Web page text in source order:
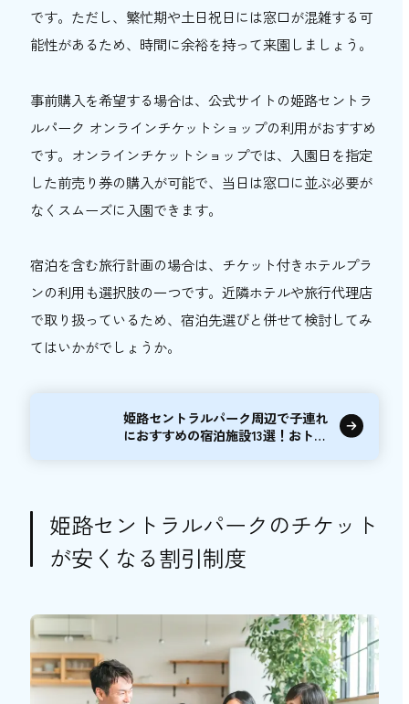
です。ただし、繁忙期や土日祝日には窓口が混雑する可
能性があるため、時間に余裕を持って来園しましょう。
事前購入を希望する場合は、公式サイトの姫路セントラ
ルパーク オンラインチケットショップの利用がおすすめ
です。オンラインチケットショップでは、入園日を指定
した前売り券の購入が可能で、当日は窓口に並ぶ必要が
なくスムーズに入園できます。
宿泊を含む旅行計画の場合は、チケット付きホテルプラ
ンの利用も選択肢の一つです。近隣ホテルや旅行代理店
で取り扱っているため、宿泊先選びと併せて検討してみ
てはいかがでしょうか。
姫路セントラルパーク周辺で子連れ
におすすめの宿泊施設13選！おトク
姫路セントラルパークのチケット
が安くなる割引制度